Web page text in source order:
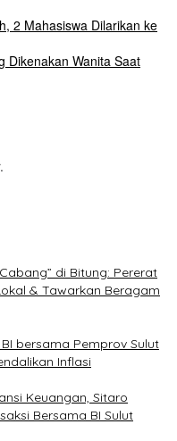
2 Mahasiswa Dilarikan ke
Dikenakan Wanita Saat
di Bitung: Pererat
& Tawarkan Beragam
bersama Pemprov Sulut
Inflasi
Keuangan, Sitaro
Bersama BI Sulut